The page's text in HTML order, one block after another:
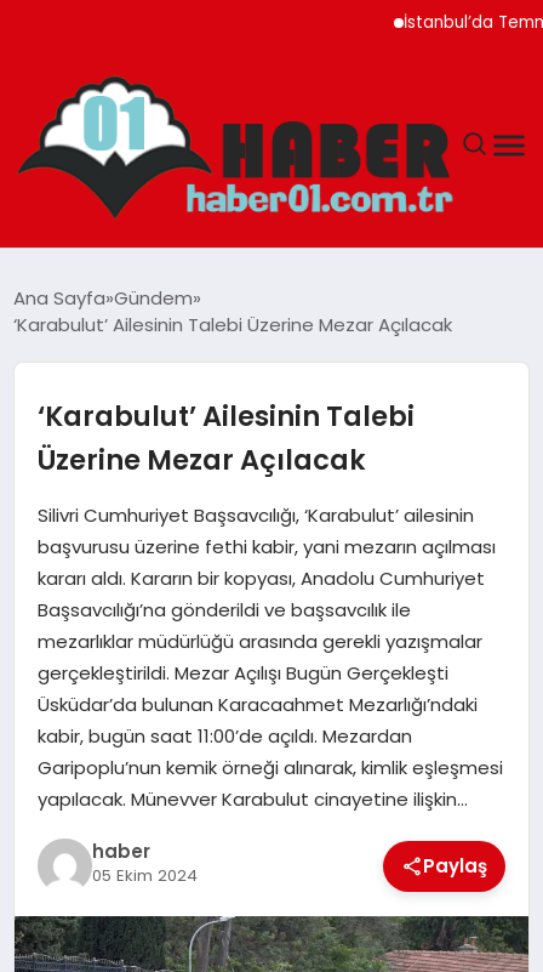
İstanbul’da Temmuz
YAŞAM
GÜNDEM
Ana Sayfa Gündem
‘Karabulut’ Ailesinin Talebi Üzerine Mezar Açılacak
‘Karabulut’ Ailesinin Talebi
Üzerine Mezar Açılacak
Silivri Cumhuriyet Başsavcılığı, ‘Karabulut’ ailesinin
başvurusu üzerine fethi kabir, yani mezarın açılması
kararı aldı. Kararın bir kopyası, Anadolu Cumhuriyet
Başsavcılığı’na gönderildi ve başsavcılık ile
mezarlıklar müdürlüğü arasında gerekli yazışmalar
gerçekleştirildi. Mezar Açılışı Bugün Gerçekleşti
Üsküdar’da bulunan Karacaahmet Mezarlığı’ndaki
kabir, bugün saat 11:00’de açıldı. Mezardan
Garipoplu’nun kemik örneği alınarak, kimlik eşleşmesi
yapılacak. Münevver Karabulut cinayetine ilişkin…
haber
05 Ekim 2024 Paylaş